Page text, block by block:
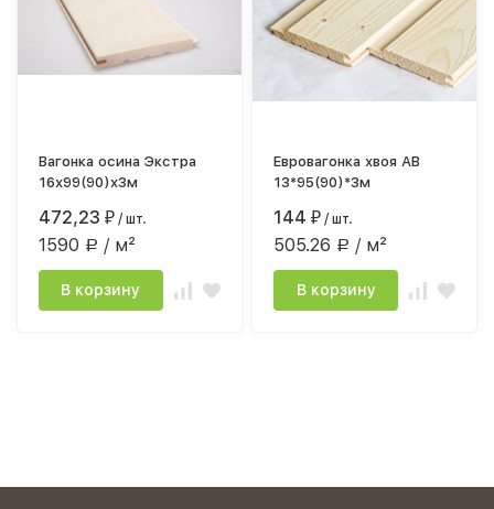
Вагонка осина Экстра
16х99(90)х3м
472,23₽ / шт.
1590 Р / м²
В корзину
Евровагонка хвоя АВ
13*95(90)*3м
144₽ / шт.
505.26 Р / м²
В корзину